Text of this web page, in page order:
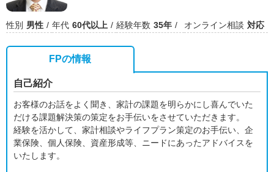
性別 男性 年代 60代以上 経験年数 35年 オンライン相談 対応
FPの情報
自己紹介
お客様のお話をよく聞き、家計の課題を明らかにし喜んでいた
だける課題解決策の策定をお手伝いをさせていただきます。
経験を活かして、家計相談やライフプラン策定のお手伝い、企
業保険、個人保険、資産形成等、ニードにあったアドバイスを
いたします。